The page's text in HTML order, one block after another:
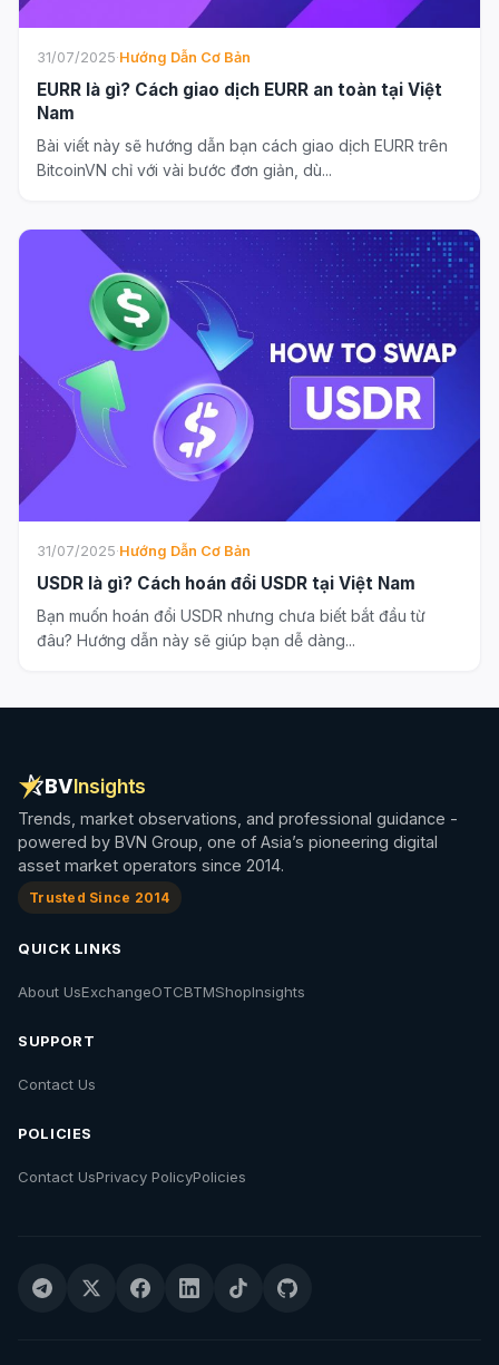
31/07/2025·Hướng Dẫn Cơ Bản
EURR là gì? Cách giao dịch EURR an toàn tại Việt
Nam
Bài viết này sẽ hướng dẫn bạn cách giao dịch EURR trên
BitcoinVN chỉ với vài bước đơn giản, dù...
31/07/2025·Hướng Dẫn Cơ Bản
USDR là gì? Cách hoán đổi USDR tại Việt Nam
Bạn muốn hoán đổi USDR nhưng chưa biết bắt đầu từ
đâu? Hướng dẫn này sẽ giúp bạn dễ dàng...
BVInsights
Trends, market observations, and professional guidance -
powered by BVN Group, one of Asia’s pioneering digital
asset market operators since 2014.
Trusted Since 2014
QUICK LINKS
About UsExchangeOTCBTMShopInsights
SUPPORT
Contact Us
POLICIES
Contact UsPrivacy PolicyPolicies